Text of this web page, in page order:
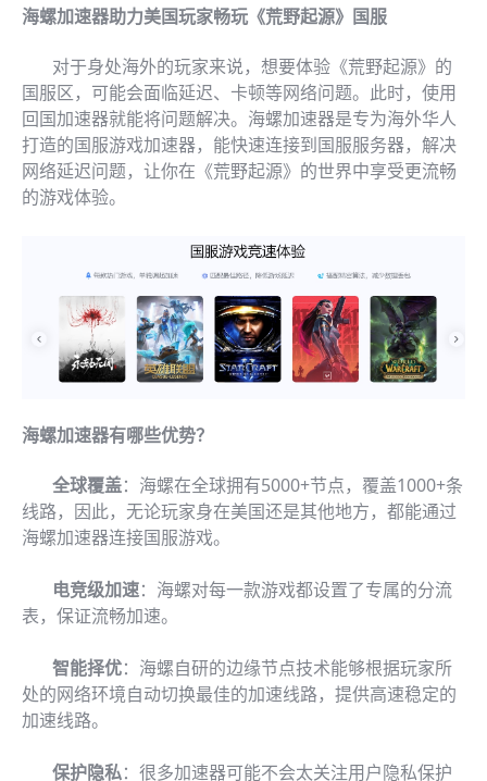
海螺加速器助力美国玩家畅玩《荒野起源》国服
对于身处海外的玩家来说，想要体验《荒野起源》的
国服区，可能会面临延迟、卡顿等网络问题。此时，使用
回国加速器就能将问题解决。海螺加速器是专为海外华人
打造的国服游戏加速器，能快速连接到国服服务器，解决
网络延迟问题，让你在《荒野起源》的世界中享受更流畅
的游戏体验。
海螺加速器有哪些优势？
全球覆盖：海螺在全球拥有5000+节点，覆盖1000+条
线路，因此，无论玩家身在美国还是其他地方，都能通过
海螺加速器连接国服游戏。
电竞级加速：海螺对每一款游戏都设置了专属的分流
表，保证流畅加速。
智能择优：海螺自研的边缘节点技术能够根据玩家所
处的网络环境自动切换最佳的加速线路，提供高速稳定的
加速线路。
保护隐私：很多加速器可能不会太关注用户隐私保护